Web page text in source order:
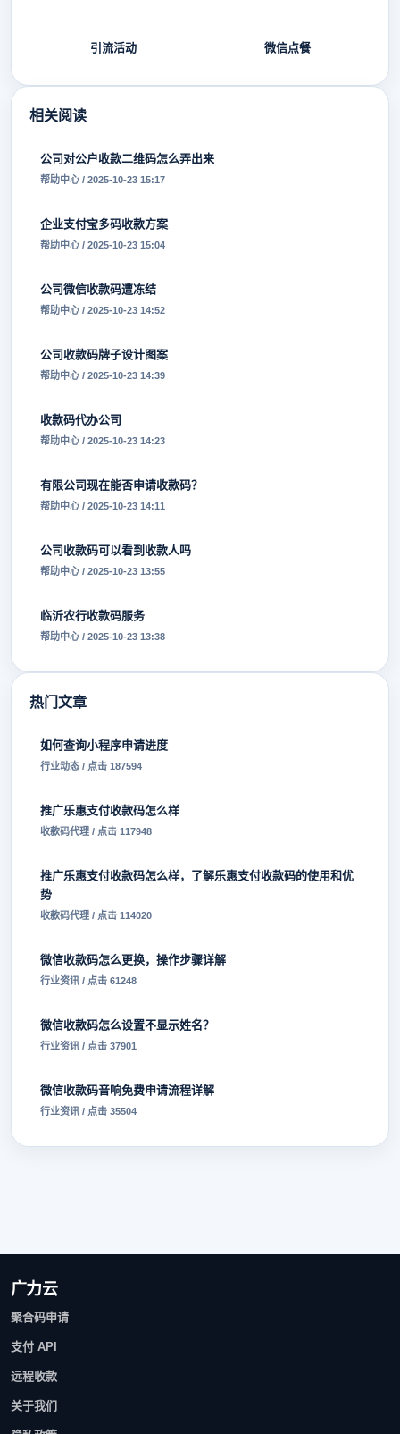
引流活动 微信点餐
相关阅读
公司对公户收款二维码怎么弄出来
帮助中心 / 2025-10-23 15:17
企业支付宝多码收款方案
帮助中心 / 2025-10-23 15:04
公司微信收款码遭冻结
帮助中心 / 2025-10-23 14:52
公司收款码牌子设计图案
帮助中心 / 2025-10-23 14:39
收款码代办公司
帮助中心 / 2025-10-23 14:23
有限公司现在能否申请收款码？
帮助中心 / 2025-10-23 14:11
公司收款码可以看到收款人吗
帮助中心 / 2025-10-23 13:55
临沂农行收款码服务
帮助中心 / 2025-10-23 13:38
热门文章
如何查询小程序申请进度
行业动态 / 点击 187594
推广乐惠支付收款码怎么样
收款码代理 / 点击 117948
推广乐惠支付收款码怎么样，了解乐惠支付收款码的使用和优
势
收款码代理 / 点击 114020
微信收款码怎么更换，操作步骤详解
行业资讯 / 点击 61248
微信收款码怎么设置不显示姓名？
行业资讯 / 点击 37901
微信收款码音响免费申请流程详解
行业资讯 / 点击 35504
广力云
聚合码申请
支付 API
远程收款
关于我们